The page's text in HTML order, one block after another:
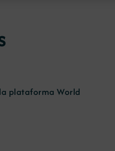
plataforma World